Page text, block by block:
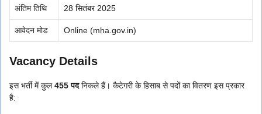
अंतिम तिथि 28 सितंबर 2025
आवेदन मोड Online (mha.gov.in)
Vacancy Details
इस भर्ती में कुल455 पदनिकले हैं। कैटेगरी के हिसाब से पदों का वितरण इस प्रकार
है: